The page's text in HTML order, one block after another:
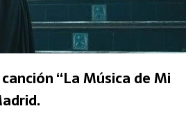
“La Música de Mi